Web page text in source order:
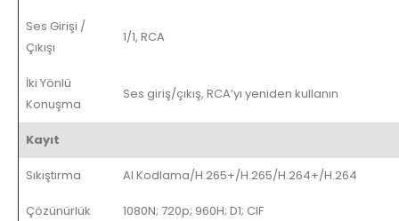
Ses Girişi /
Çıkışı
1/1, RCA
İki Yönlü
Konuşma
Ses giriş/çıkış, RCA’yı yeniden kullanın
Kayıt
Sıkıştırma AI Kodlama/H.265+/H.265/H.264+/H.264
Çözünürlük 1080N; 720p; 960H; D1; CIF